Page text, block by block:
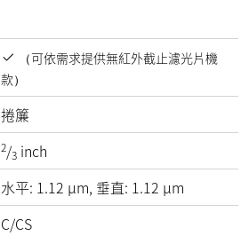
（可依需求提供無紅外截止濾光片機
款）
捲簾
2/3 inch
水平: 1.12 µm, 垂直: 1.12 µm
C/CS